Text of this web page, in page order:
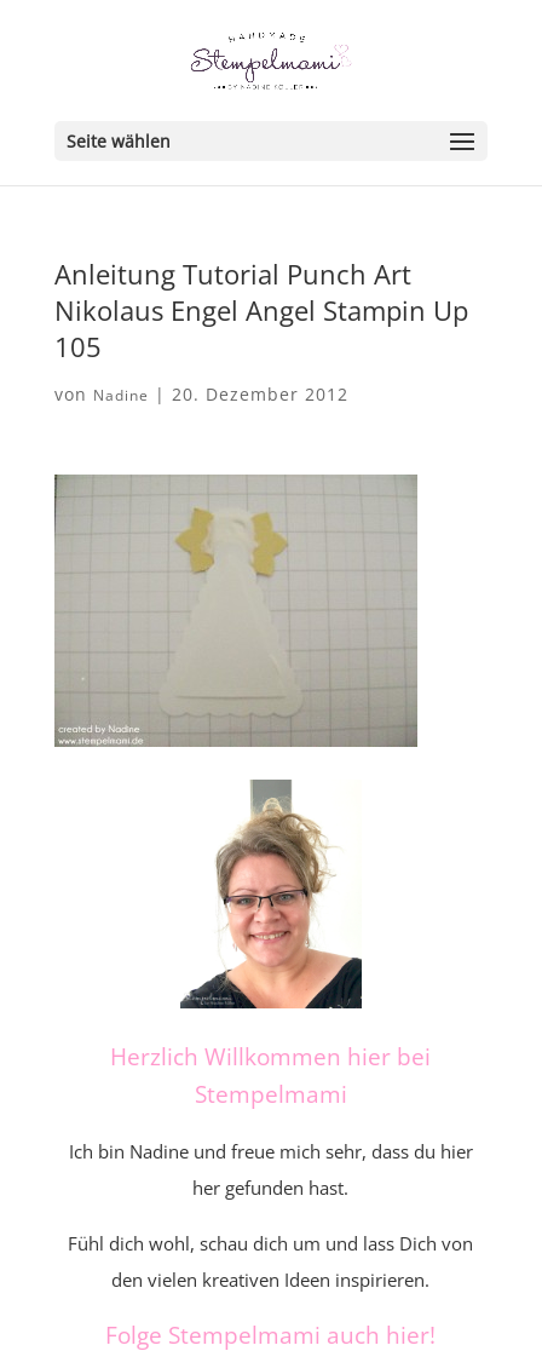
Seite wählen
Anleitung Tutorial Punch Art
Nikolaus Engel Angel Stampin Up
105
von Nadine | 20. Dezember 2012
Herzlich Willkommen hier bei
Stempelmami
Ich bin Nadine und freue mich sehr, dass du hier
her gefunden hast.
Fühl dich wohl, schau dich um und lass Dich von
den vielen kreativen Ideen inspirieren.
Folge Stempelmami auch hier!